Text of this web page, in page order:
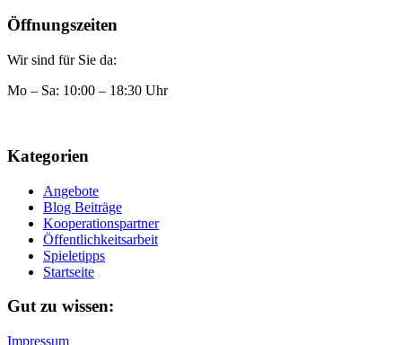
Öffnungszeiten
Wir sind für Sie da:
Mo – Sa: 10:00 – 18:30 Uhr
Kategorien
Angebote
Blog Beiträge
Kooperationspartner
Öffentlichkeitsarbeit
Spieletipps
Startseite
Gut zu wissen:
Impressum